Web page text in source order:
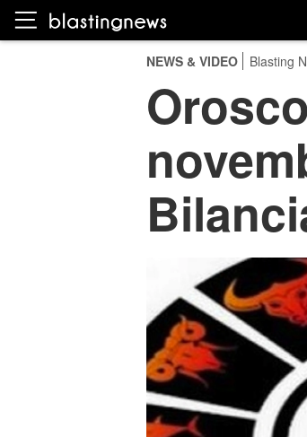
NEWS & VIDEO Blasting